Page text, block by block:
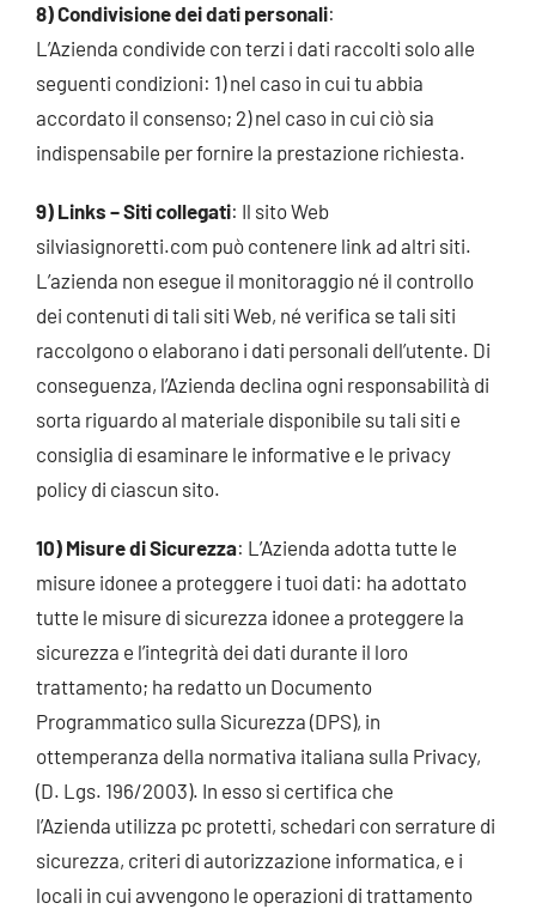
8) Condivisione dei dati personali:
L’Azienda condivide con terzi i dati raccolti solo alle
seguenti condizioni: 1) nel caso in cui tu abbia
accordato il consenso; 2) nel caso in cui ciò sia
indispensabile per fornire la prestazione richiesta.
9) Links – Siti collegati: Il sito Web
silviasignoretti.com può contenere link ad altri siti.
L’azienda non esegue il monitoraggio né il controllo
dei contenuti di tali siti Web, né verifica se tali siti
raccolgono o elaborano i dati personali dell’utente. Di
conseguenza, l’Azienda declina ogni responsabilità di
sorta riguardo al materiale disponibile su tali siti e
consiglia di esaminare le informative e le privacy
policy di ciascun sito.
10) Misure di Sicurezza: L’Azienda adotta tutte le
misure idonee a proteggere i tuoi dati: ha adottato
tutte le misure di sicurezza idonee a proteggere la
sicurezza e l’integrità dei dati durante il loro
trattamento; ha redatto un Documento
Programmatico sulla Sicurezza (DPS), in
ottemperanza della normativa italiana sulla Privacy,
(D. Lgs. 196/2003). In esso si certifica che
l’Azienda utilizza pc protetti, schedari con serrature di
sicurezza, criteri di autorizzazione informatica, e i
locali in cui avvengono le operazioni di trattamento